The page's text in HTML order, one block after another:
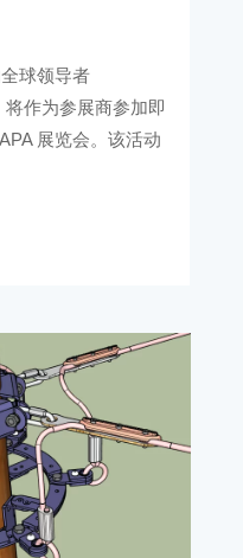
球领导者
作为参展商参加即
展览会。该活动